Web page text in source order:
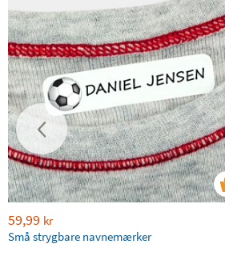
59,99 kr
Små strygbare navnemærker